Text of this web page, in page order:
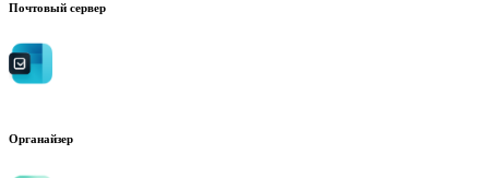
Почтовый сервер
Органайзер